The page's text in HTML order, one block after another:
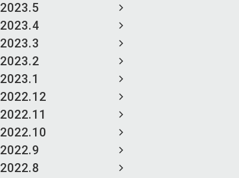
2023.5
2023.4
2023.3
2023.2
2023.1
2022.12
2022.11
2022.10
2022.9
2022.8